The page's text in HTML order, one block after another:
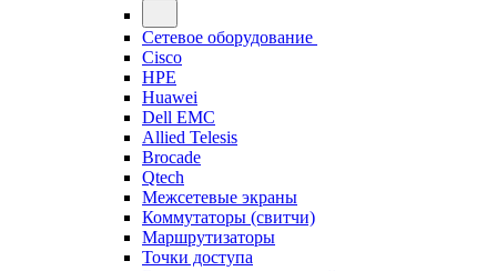
Сетевое оборудование
Cisco
HPE
Huawei
Dell EMC
Allied Telesis
Brocade
Qtech
Межсетевые экраны
Коммутаторы (свитчи)
Маршрутизаторы
Точки доступа